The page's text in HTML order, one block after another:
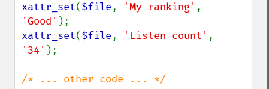
xattr_set($file, 'My ranking'
'Good'
xattr_set($file, 'Listen count'
'34' );
/* ... other code ... */